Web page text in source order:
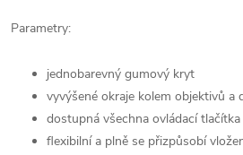
Parametry:
jednobarevný gumový kryt
vyvýšené okraje kolem objektivů a
dostupná všechna ovládací
flexibilní a plně se přizpůsobí